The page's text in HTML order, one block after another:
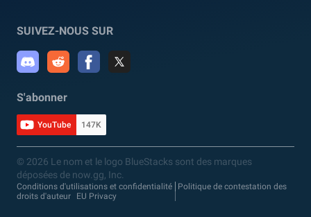
SUIVEZ-NOUS SUR
S'abonner
YouTube 147K
© 2026 Le nom et le logo BlueStacks sont des marques
déposées de now.gg, Inc.
Conditions d'utilisations et confidentialité
Politique de contestation des
droits d'auteur
EU Privacy